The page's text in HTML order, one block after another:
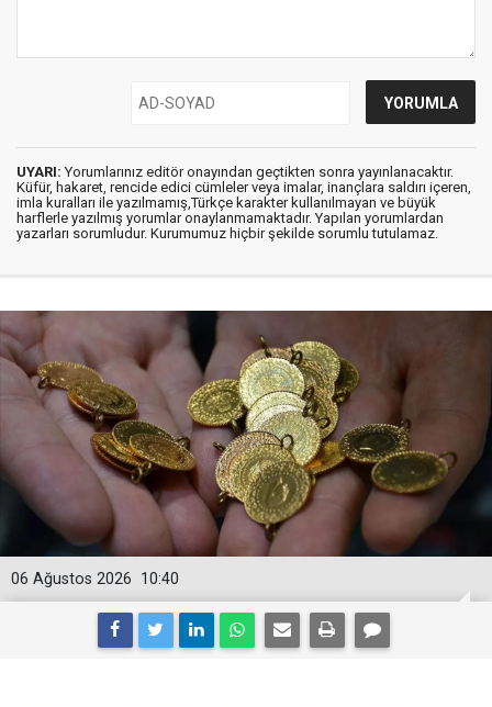
UYARI: Yorumlarınız editör onayından geçtikten sonra yayınlanacaktır.
Küfür, hakaret, rencide edici cümleler veya imalar, inançlara saldırı içeren,
imla kuralları ile yazılmamış,Türkçe karakter kullanılmayan ve büyük
harflerle yazılmış yorumlar onaylanmamaktadır. Yapılan yorumlardan
yazarları sorumludur. Kurumumuz hiçbir şekilde sorumlu tutulamaz.
10:40
06 Ağustos 2026